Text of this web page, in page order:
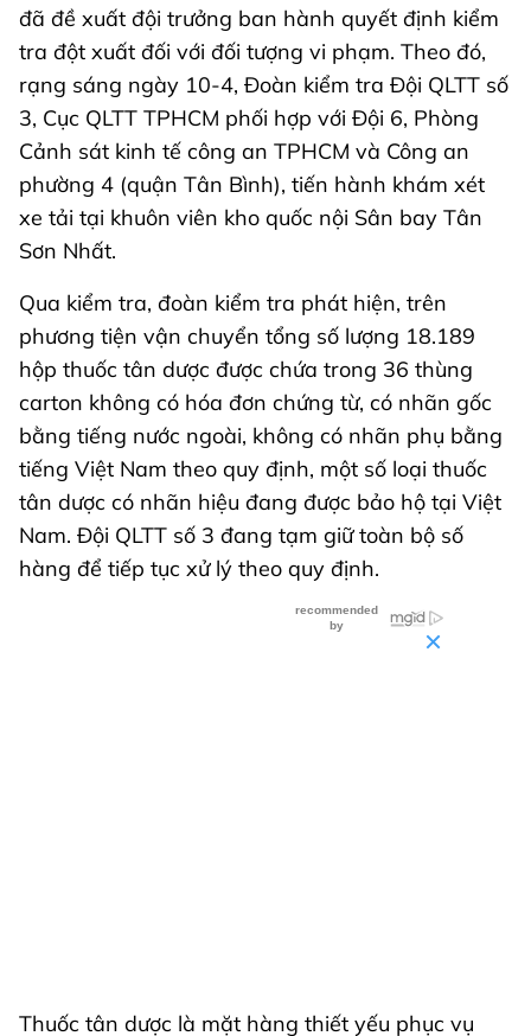
đã đề xuất đội trưởng ban hành quyết định kiểm
tra đột xuất đối với đối tượng vi phạm. Theo đó,
rạng sáng ngày 10-4, Đoàn kiểm tra Đội QLTT số
3, Cục QLTT TPHCM phối hợp với Đội 6, Phòng
Cảnh sát kinh tế công an TPHCM và Công an
phường 4 (quận Tân Bình), tiến hành khám xét
xe tải tại khuôn viên kho quốc nội Sân bay Tân
Sơn Nhất.
Qua kiểm tra, đoàn kiểm tra phát hiện, trên
phương tiện vận chuyển tổng số lượng 18.189
hộp thuốc tân dược được chứa trong 36 thùng
carton không có hóa đơn chứng từ, có nhãn gốc
bằng tiếng nước ngoài, không có nhãn phụ bằng
tiếng Việt Nam theo quy định, một số loại thuốc
tân dược có nhãn hiệu đang được bảo hộ tại Việt
Nam. Đội QLTT số 3 đang tạm giữ toàn bộ số
hàng để tiếp tục xử lý theo quy định.
Thuốc tân dược là mặt hàng thiết yếu phục vụ